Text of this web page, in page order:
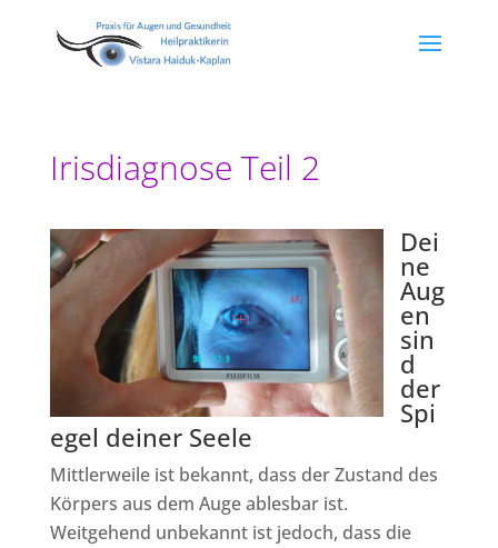
Irisdiagnose Teil 2
Dei
ne
Aug
en
sin
d
der
Spi
egel deiner Seele
Mittlerweile ist bekannt, dass der Zustand des
Körpers aus dem Auge ablesbar ist.
Weitgehend unbekannt ist jedoch, dass die